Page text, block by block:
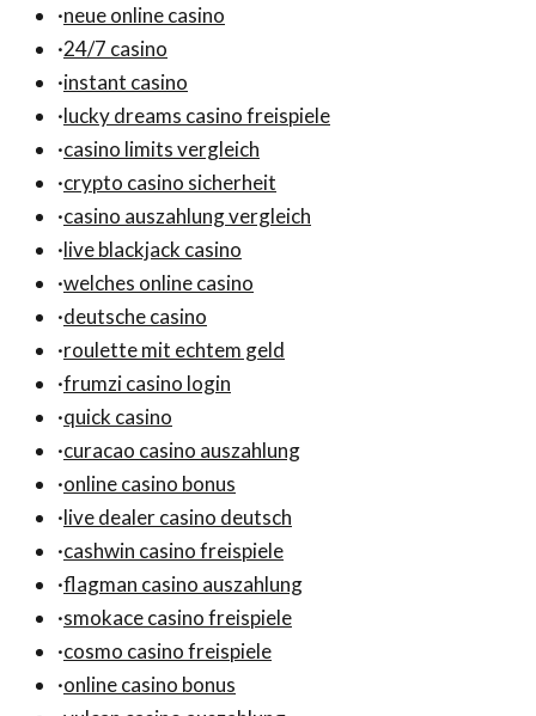
·neue online casino
·24/7 casino
·instant casino
·lucky dreams casino freispiele
·casino limits vergleich
·crypto casino sicherheit
·casino auszahlung vergleich
·live blackjack casino
·welches online casino
·deutsche casino
·roulette mit echtem geld
·frumzi casino login
·quick casino
·curacao casino auszahlung
·online casino bonus
·live dealer casino deutsch
·cashwin casino freispiele
·flagman casino auszahlung
·smokace casino freispiele
·cosmo casino freispiele
·online casino bonus